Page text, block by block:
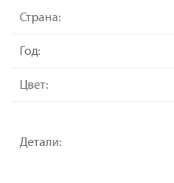
Страна:
Год:
Цвет:
Детали: